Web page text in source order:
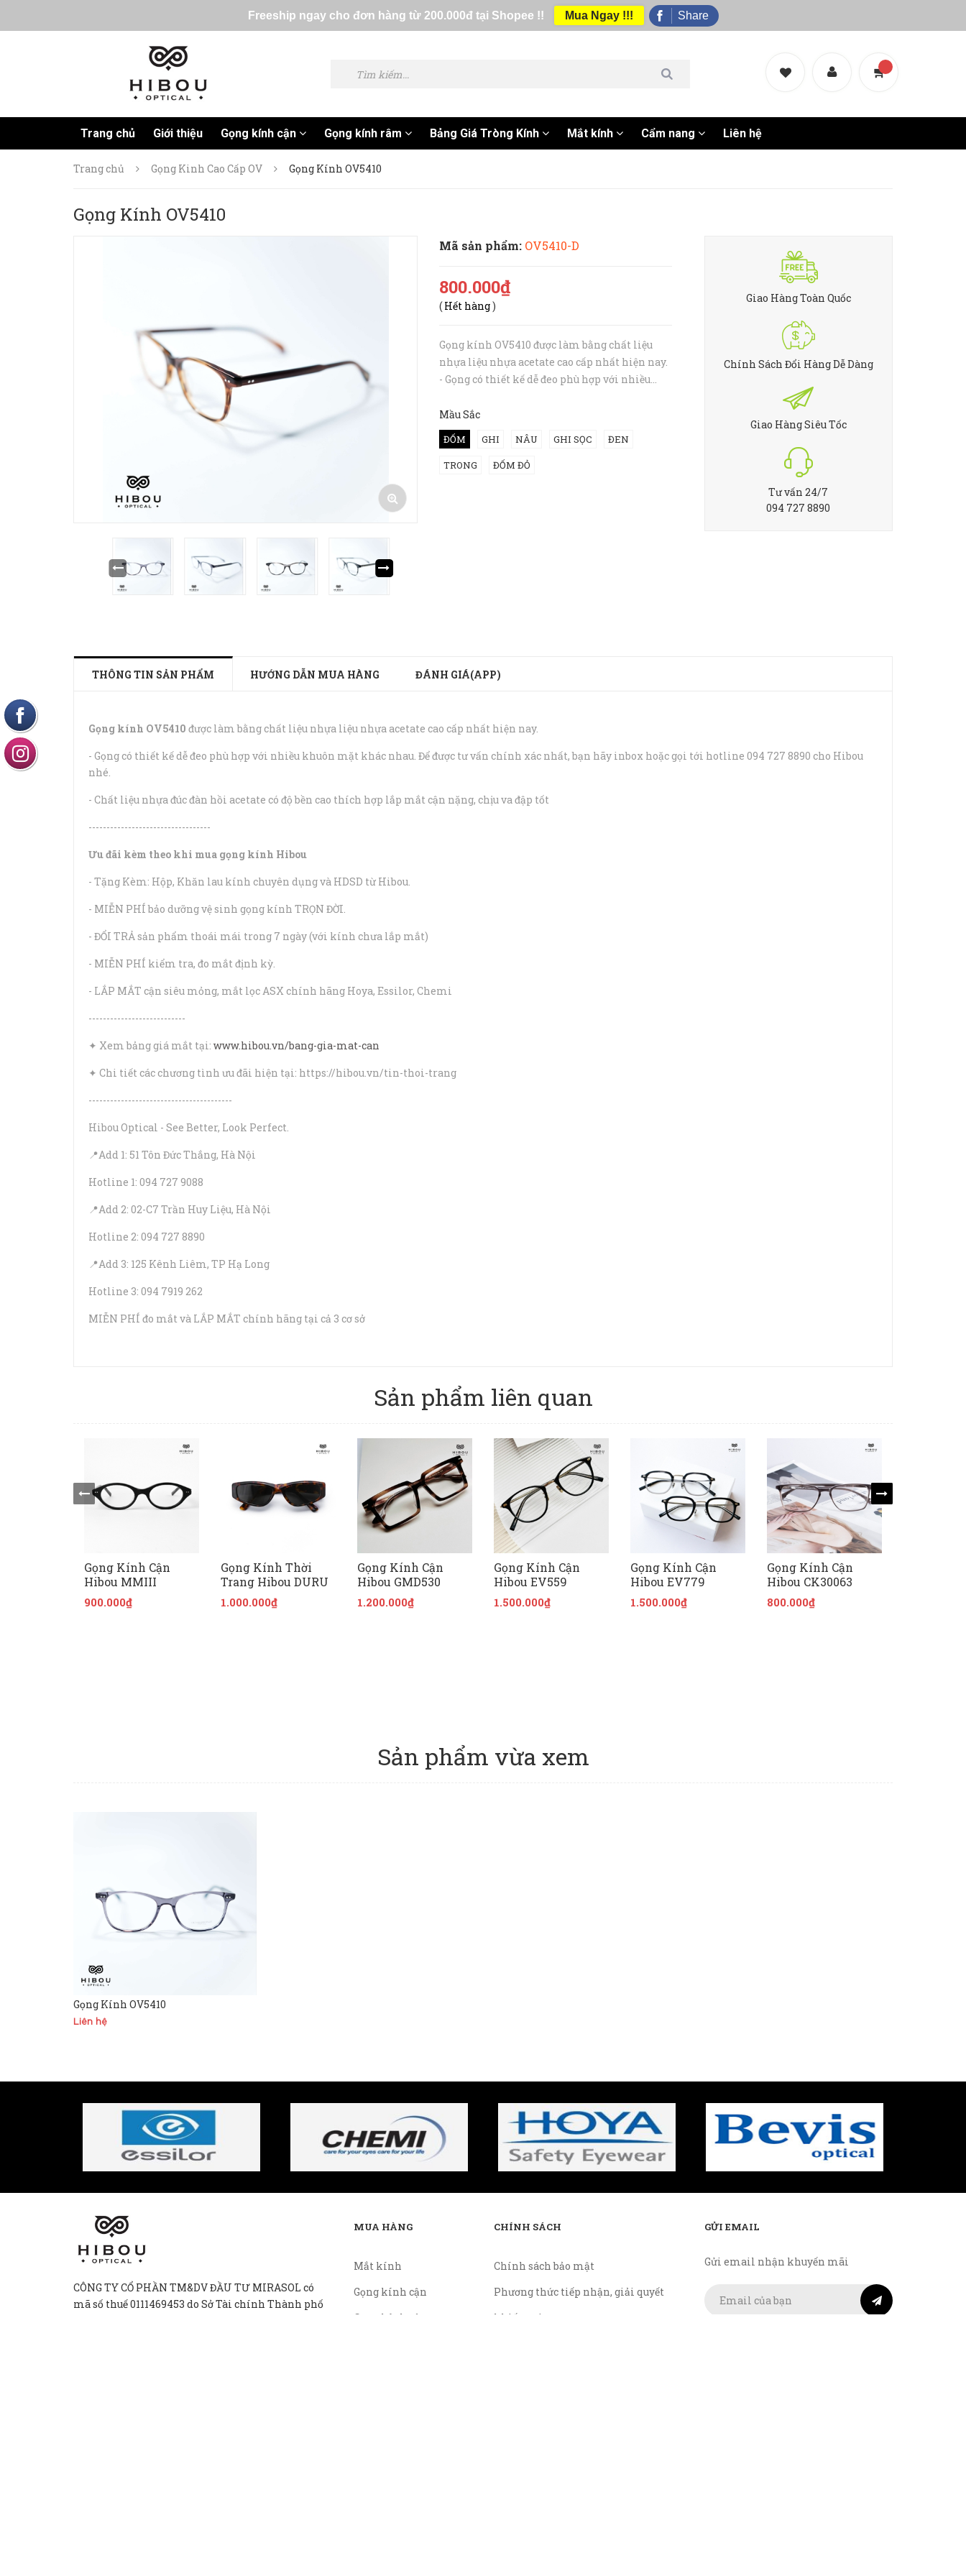
Trang chủ Giới thiệu Gọng kính cận Gọng kính râm Bảng Giá Tròng Kính Mắt kính Cẩm nang Liên hệ
Trang chủ Gọng Kinh Cao Cấp OV Gọng Kính OV5410
Gọng Kính OV5410
Mã sản phẩm: OV5410-D
800.000₫
(Hết hàng)
Gọng kính OV5410 được làm bằng chất liệu
nhựa liệu nhựa acetate cao cấp nhất hiện nay.
- Gọng có thiết kế dễ đeo phù hợp với nhiều
xác nhất, bạn hãy inbox hoặc gọi tới hotline
094 727 8890 cho Hibou n...
Mầu Sắc
ĐỐM GHI NÂU GHI SỌC
ĐEN
TRONG
ĐỐM ĐỎ
Giao Hàng Toàn Quốc
Chính Sách Đổi Hàng Dễ Dàng
Giao Hàng Siêu Tốc
Tư vấn 24/7
094 727 8890
THÔNG TIN SẢN PHẨM HƯỚNG DẪN MUA HÀNG ĐÁNH GIÁ(APP)
Gọng kính OV5410 được làm bằng chất liệu nhựa liệu nhựa acetate cao cấp nhất hiện nay.
- Gọng có thiết kế dễ đeo phù hợp với nhiều khuôn mặt khác nhau. Để được tư vấn chính xác nhất, bạn hãy inbox hoặc gọi tới hotline 094 727 8890 cho Hibou
nhé.
- Chất liệu nhựa đúc đàn hồi acetate có độ bền cao thích hợp lắp mắt cận nặng, chịu va đập tốt
----------------------------------
Ưu đãi kèm theo khi mua gọng kính Hibou
- Tặng Kèm: Hộp, Khăn lau kính chuyên dụng và HDSD từ Hibou.
- MIỄN PHÍ bảo dưỡng vệ sinh gọng kính TRỌN ĐỜI.
- ĐỔI TRẢ sản phẩm thoái mái trong 7 ngày (với kính chưa lắp mắt)
- MIỄN PHÍ kiểm tra, đo mắt định kỳ.
- LẮP MẮT cận siêu mỏng, mắt lọc ASX chính hãng Hoya, Essilor, Chemi
---------------------------
✦ Xem bảng giá mắt tại: www.hibou.vn/bang-gia-mat-can
✦ Chi tiết các chương tình ưu đãi hiện tại: https://hibou.vn/tin-thoi-trang
----------------------------------------
Hibou Optical - See Better, Look Perfect.
📍Add 1: 51 Tôn Đức Thắng, Hà Nội
Hotline 1: 094 727 9088
📍Add 2: 02-C7 Trần Huy Liệu, Hà Nội
Hotline 2: 094 727 8890
📍Add 3: 125 Kênh Liêm, TP Hạ Long
Hotline 3: 094 7919 262
MIỄN PHÍ đo mắt và LẮP MẮT chính hãng tại cả 3 cơ sở
Sản phẩm liên quan
Gọng Kính Cận
Hibou MMIII
900.000₫
Gọng Kính Thời
Trang Hibou DURU
1.000.000₫
Gọng Kính Cận
Hibou GMD530
1.200.000₫
Gọng Kính Cận
Hibou EV559
1.500.000₫
Gọng Kính Cận
Hibou EV779
1.500.000₫
Gọng Kính Cận
Hibou CK30063
800.000₫
Sản phẩm vừa xem
Gọng Kính OV5410
Liên hệ
CÔNG TY CỔ PHẦN TM&DV ĐẦU TƯ MIRASOL có
mã số thuế 0111469453 do Sở Tài chính Thành phố
MUA HÀNG
Mắt kính
Gọng kính cận
Gọng kính râm
CHÍNH SÁCH
Chính sách bảo mật
Phương thức tiếp nhận, giải quyết
khiếu nại
GỬI EMAIL
Gửi email nhận khuyến mãi
Freeship ngay cho đơn hàng từ 200.000đ tại Shopee !! Mua Ngay !!! Share